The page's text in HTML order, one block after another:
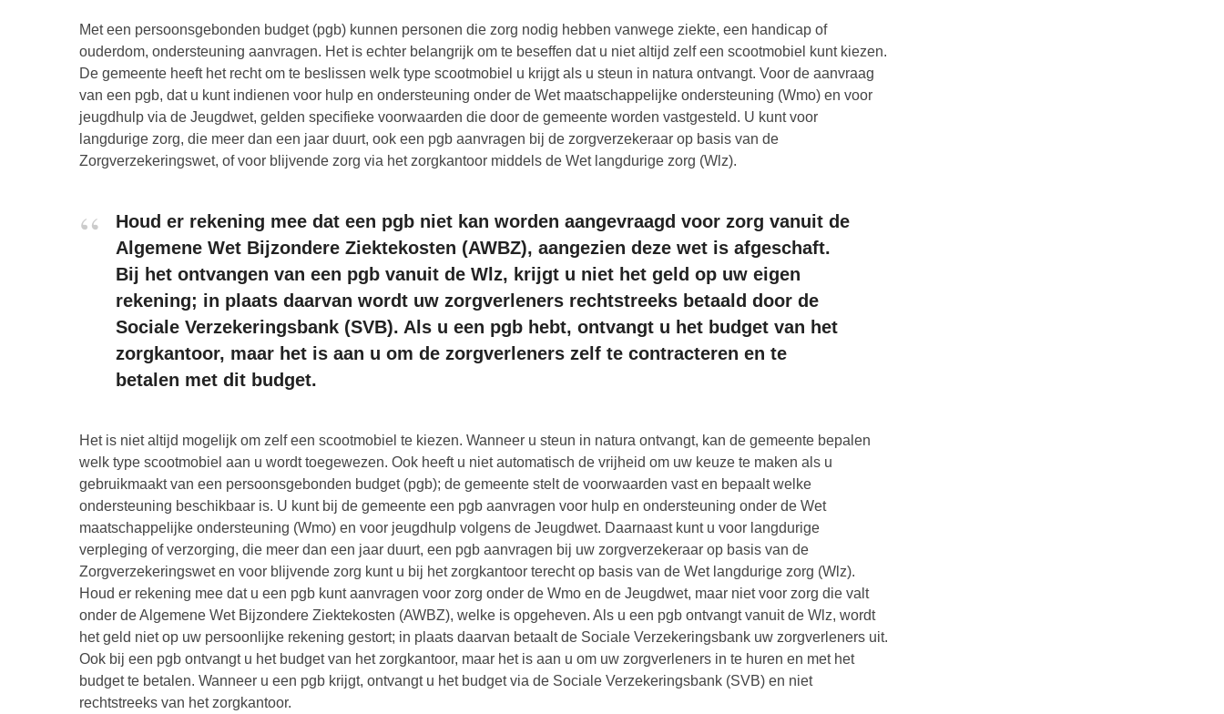
Met een persoonsgebonden budget (pgb) kunnen personen die zorg nodig hebben vanwege ziekte, een handicap of
ouderdom, ondersteuning aanvragen. Het is echter belangrijk om te beseffen dat u niet altijd zelf een scootmobiel kunt kiezen.
De gemeente heeft het recht om te beslissen welk type scootmobiel u krijgt als u steun in natura ontvangt. Voor de aanvraag
van een pgb, dat u kunt indienen voor hulp en ondersteuning onder de Wet maatschappelijke ondersteuning (Wmo) en voor
jeugdhulp via de Jeugdwet, gelden specifieke voorwaarden die door de gemeente worden vastgesteld. U kunt voor
langdurige zorg, die meer dan een jaar duurt, ook een pgb aanvragen bij de zorgverzekeraar op basis van de
Zorgverzekeringswet, of voor blijvende zorg via het zorgkantoor middels de Wet langdurige zorg (Wlz).
Houd er rekening mee dat een pgb niet kan worden aangevraagd voor zorg vanuit de
Algemene Wet Bijzondere Ziektekosten (AWBZ), aangezien deze wet is afgeschaft.
Bij het ontvangen van een pgb vanuit de Wlz, krijgt u niet het geld op uw eigen
rekening; in plaats daarvan wordt uw zorgverleners rechtstreeks betaald door de
Sociale Verzekeringsbank (SVB). Als u een pgb hebt, ontvangt u het budget van het
zorgkantoor, maar het is aan u om de zorgverleners zelf te contracteren en te
betalen met dit budget.
Het is niet altijd mogelijk om zelf een scootmobiel te kiezen. Wanneer u steun in natura ontvangt, kan de gemeente bepalen
welk type scootmobiel aan u wordt toegewezen. Ook heeft u niet automatisch de vrijheid om uw keuze te maken als u
gebruikmaakt van een persoonsgebonden budget (pgb); de gemeente stelt de voorwaarden vast en bepaalt welke
ondersteuning beschikbaar is. U kunt bij de gemeente een pgb aanvragen voor hulp en ondersteuning onder de Wet
maatschappelijke ondersteuning (Wmo) en voor jeugdhulp volgens de Jeugdwet. Daarnaast kunt u voor langdurige
verpleging of verzorging, die meer dan een jaar duurt, een pgb aanvragen bij uw zorgverzekeraar op basis van de
Zorgverzekeringswet en voor blijvende zorg kunt u bij het zorgkantoor terecht op basis van de Wet langdurige zorg (Wlz).
Houd er rekening mee dat u een pgb kunt aanvragen voor zorg onder de Wmo en de Jeugdwet, maar niet voor zorg die valt
onder de Algemene Wet Bijzondere Ziektekosten (AWBZ), welke is opgeheven. Als u een pgb ontvangt vanuit de Wlz, wordt
het geld niet op uw persoonlijke rekening gestort; in plaats daarvan betaalt de Sociale Verzekeringsbank uw zorgverleners uit.
Ook bij een pgb ontvangt u het budget van het zorgkantoor, maar het is aan u om uw zorgverleners in te huren en met het
budget te betalen. Wanneer u een pgb krijgt, ontvangt u het budget via de Sociale Verzekeringsbank (SVB) en niet
rechtstreeks van het zorgkantoor.